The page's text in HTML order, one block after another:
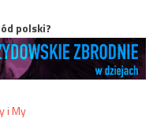
polski?